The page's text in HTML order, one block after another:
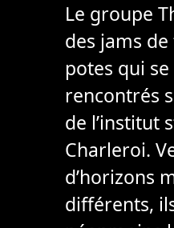
Le groupe
des jams
potes qui
rencontrés
de l’institut
Charleroi.
d’horizons
différents,